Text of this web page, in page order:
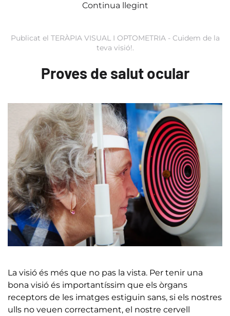
Continua llegint
Publicat el TERÀPIA VISUAL I OPTOMETRIA - Cuidem de la
teva visió!.
Proves de salut ocular
La visió és més que no pas la vista. Per tenir una
bona visió és importantíssim que els òrgans
receptors de les imatges estiguin sans, si els nostres
ulls no veuen correctament, el nostre cervell